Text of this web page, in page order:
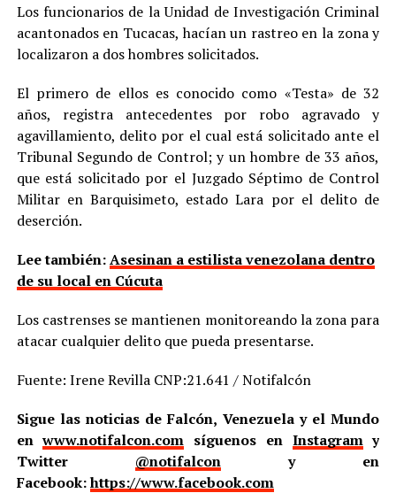
Los funcionarios de la Unidad de Investigación Criminal
acantonados en Tucacas, hacían un rastreo en la zona y
localizaron a dos hombres solicitados.
El primero de ellos es conocido como «Testa» de 32
años, registra antecedentes por robo agravado y
agavillamiento, delito por el cual está solicitado ante el
Tribunal Segundo de Control; y un hombre de 33 años,
que está solicitado por el Juzgado Séptimo de Control
Militar en Barquisimeto, estado Lara por el delito de
deserción.
Lee también:Asesinan a estilista venezolana dentro
de su local en Cúcuta
Los castrenses se mantienen monitoreando la zona para
atacar cualquier delito que pueda presentarse.
Fuente: Irene Revilla CNP:21.641 / Notifalcón
Sigue las noticias de Falcón, Venezuela y el Mundo
enwww.notifalcon.com síguenos en Instagramy
Twitter @notifalcony en
Facebook:https://www.facebook.com